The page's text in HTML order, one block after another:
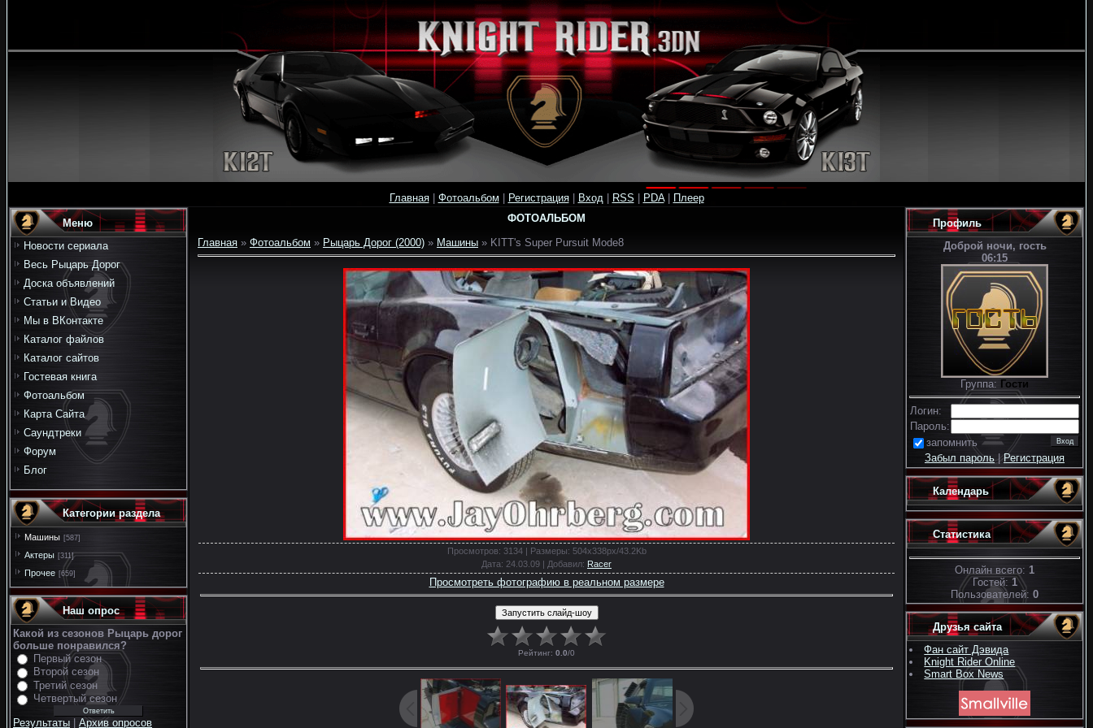
Главная| Фотоальбом Регистрация| Вход| RSS PDA| Плеер
Меню
Новости сериала
Весь Рыцарь Дорог
Доска объявлений
Статьи и Видео
Мы в ВКонтакте
Каталог файлов
Каталог сайтов
Гостевая книга
Фотоальбом
Карта Сайта
Саундтреки
Форум
Блог
Категории раздела
Машины [587]
Актеры [311]
Прочее [659]
Наш опрос
Какой из сезонов Рыцарь дорог
больше понравился?
Первый сезон
Второй сезон
Третий сезон
Четвертый сезон
Результаты
Архив опросов
ФОТОАЛЬБОМ
Главная » Фотоальбом » Рыцарь Дорог (2000) » Машины » KITT's Super Pursuit Mode8
Просмотров: 3134 | Размеры: 504x338px/43.2Kb
Дата: 24.03.09 | Добавил: Racer
Просмотреть фотографию в реальном размере
Рейтинг: 0.0/0
Профиль
Доброй ночи, гость
06:15
Группа: Гости
Логин:
Пароль:
запомнить
Забыл пароль|Регистрация
Календарь
Статистика
Онлайн всего: 1
Гостей: 1
Пользователей: 0
Друзья сайта
Фан сайт Дэвида
Knight Rider Online
Smart Box News